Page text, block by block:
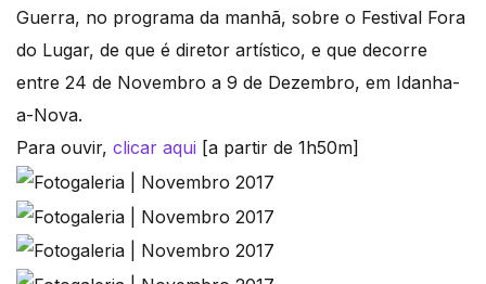
Guerra, no programa da manhã, sobre o Festival Fora
do Lugar, de que é diretor artístico, e que decorre
entre 24 de Novembro a 9 de Dezembro, em Idanha-
a-Nova.
Para ouvir, clicar aqui [a partir de 1h50m]